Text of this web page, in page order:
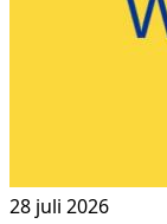
28 juli 2026